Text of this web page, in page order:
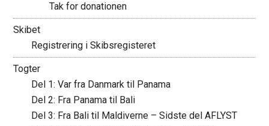
Tak for donationen
Skibet
Registrering i Skibsregisteret
Togter
Del 1: Var fra Danmark til Panama
Del 2: Fra Panama til Bali
Del 3: Fra Bali til Maldiverne – Sidste del AFLYST